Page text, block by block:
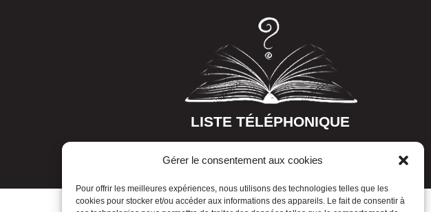
Gérer le consentement aux cookies
Pour offrir les meilleures expériences, nous utilisons des technologies telles que les
cookies pour stocker et/ou accéder aux informations des appareils. Le fait de consentir à
LISTE TÉLÉPHONIQUE